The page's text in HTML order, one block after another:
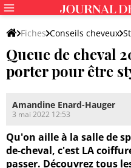
Fiches Conseils cheveux
Tutos de coiffure
Queue de cheval
porter pour être
Amandine Enard-Hauger
3 mai 2022 12:53
Qu'on aille à la salle de
de-cheval, c'est LA
passer. Découvrez tous